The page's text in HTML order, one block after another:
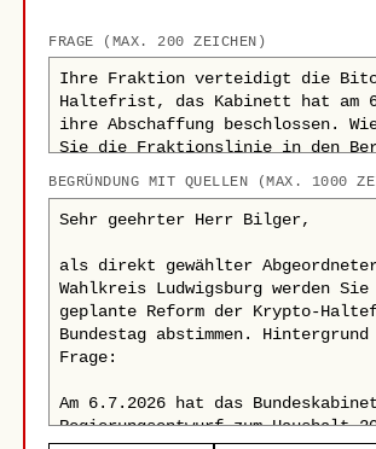
FRAGE (MAX. 200 ZEICHEN)
BEGRÜNDUNG MIT QUELLEN (MAX. 1000